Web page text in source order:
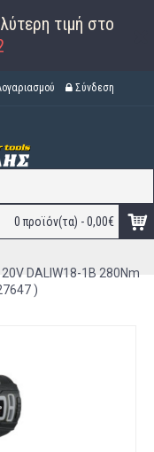
τιμή στο
Σύνδεση
0 προϊόν(τα) - 0,00€
DALIW18-1B 280Nm
)